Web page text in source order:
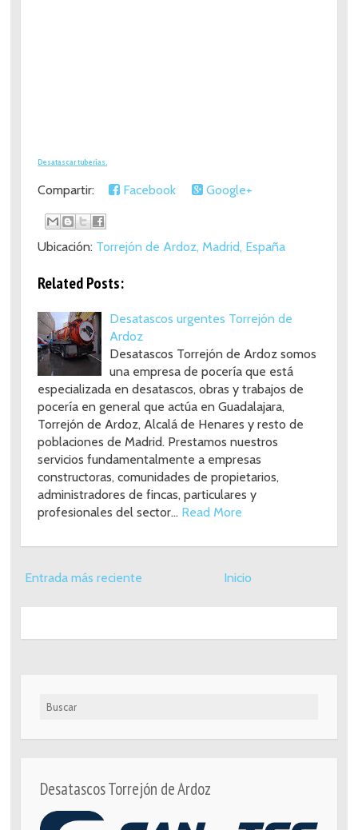
Desatascar tuberías.
Compartir: Facebook Google+
Ubicación: Torrejón de Ardoz, Madrid, España
Related Posts:
Desatascos urgentes Torrejón de
Ardoz
Desatascos Torrejón de Ardoz somos
una empresa de pocería que está
especializada en desatascos, obras y trabajos de
pocería en general que actúa en Guadalajara,
Torrejón de Ardoz, Alcalá de Henares y resto de
poblaciones de Madrid. Prestamos nuestros
servicios fundamentalmente a empresas
constructoras, comunidades de propietarios,
administradores de fincas, particulares y
profesionales del sector… Read More
Entrada más reciente Inicio
Buscar
Desatascos Torrejón de Ardoz